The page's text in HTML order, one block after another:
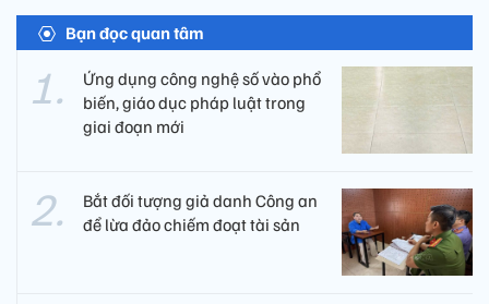
Bạn đọc quan tâm
Ứng dụng công nghệ số vào phổ
biến, giáo dục pháp luật trong
giai đoạn mới
Bắt đối tượng giả danh Công an
để lừa đảo chiếm đoạt tài sản